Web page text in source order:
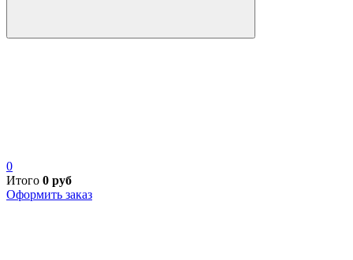
0
Итого 0 руб
Оформить заказ